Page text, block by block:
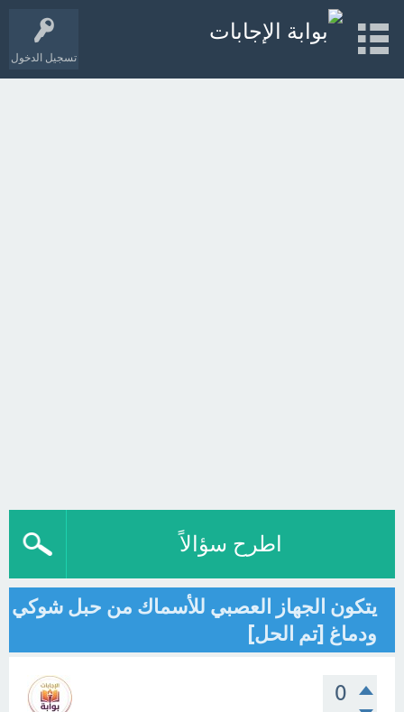
تسجيل الدخول
اطرح سؤالاً
يتكون الجهاز العصبي للأسماك من حبل شوكي
ودماغ [تم الحل]
0